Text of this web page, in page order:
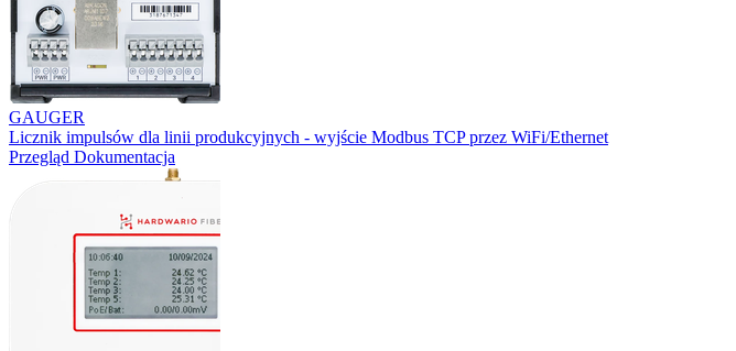
GAUGER
Licznik impulsów dla linii produkcyjnych - wyjście Modbus TCP przez WiFi/Ethernet
Przegląd Dokumentacja